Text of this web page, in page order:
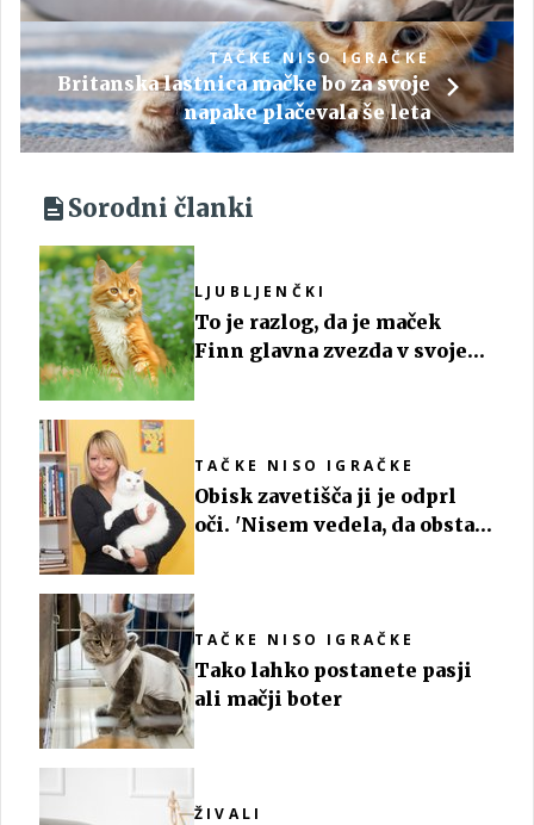
TAČKE NISO IGRAČKE
Britanska lastnica mačke bo za svoje
napake plačevala še leta
Sorodni članki
LJUBLJENČKI
To je razlog, da je maček
Finn glavna zvezda v svojem
TAČKE NISO IGRAČKE
Obisk zavetišča ji je odprl
oči. 'Nisem vedela, da obstaja
TAČKE NISO IGRAČKE
Tako lahko postanete pasji
ali mačji boter
ŽIVALI